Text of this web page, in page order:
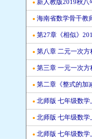
● 新人教版2019秋
● 海南省数学骨干教
● 第27章《相似》
● 第八章 二元一次
● 第三章 一元一次
● 第二章《整式的加
● 北师版 七年级数
● 北师版 七年级数学
● 北师版 七年级数学